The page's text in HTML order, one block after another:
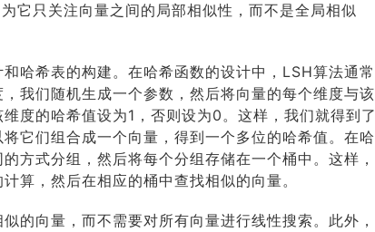
它只关注向量之间的局部相似性，而不是全局相似
哈希表的构建。在哈希函数的设计中，LSH算法通常
我们随机生成一个参数，然后将向量的每个维度与该
度的哈希值设为1，否则设为0。这样，我们就得到了
它们组合成一个向量，得到一个多位的哈希值。在哈
方式分组，然后将每个分组存储在一个桶中。这样，
算，然后在相应的桶中查找相似的向量。
的向量，而不需要对所有向量进行线性搜索。此外，